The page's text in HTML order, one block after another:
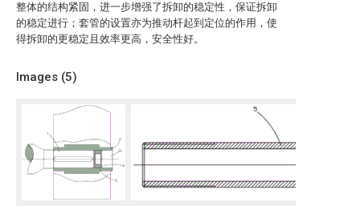
整体的结构紧固，进一步增强了拆卸的稳定性，保证拆卸
的稳定进行；套管的设置亦为推动杆起到定位的作用，使
得拆卸的更稳定且效率更高，安全性好。
Images (5)